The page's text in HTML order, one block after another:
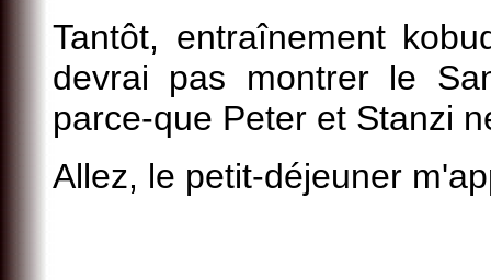
Tantôt, entraînement
devrai pas montrer le
parce-que Peter et Stanzi
Allez, le petit-déjeuner